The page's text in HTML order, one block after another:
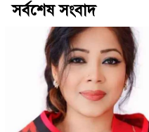
সর্বশেষ সংবাদ